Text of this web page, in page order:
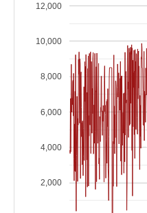
2,000
4,000
6,000
8,000
10,000
12,000